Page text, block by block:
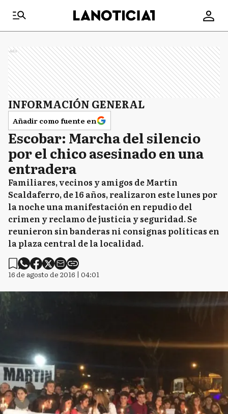
Ads
INFORMACIÓN GENERAL
Añadir como fuente en
Escobar: Marcha del silencio
por el chico asesinado en una
entradera
Familiares, vecinos y amigos de Martín
Scaldaferro, de 16 años, realizaron este lunes por
la noche una manifestación en repudio del
crimen y reclamo de justicia y seguridad. Se
reunieron sin banderas ni consignas políticas en
la plaza central de la localidad.
16 de agosto de 2016 | 04:01